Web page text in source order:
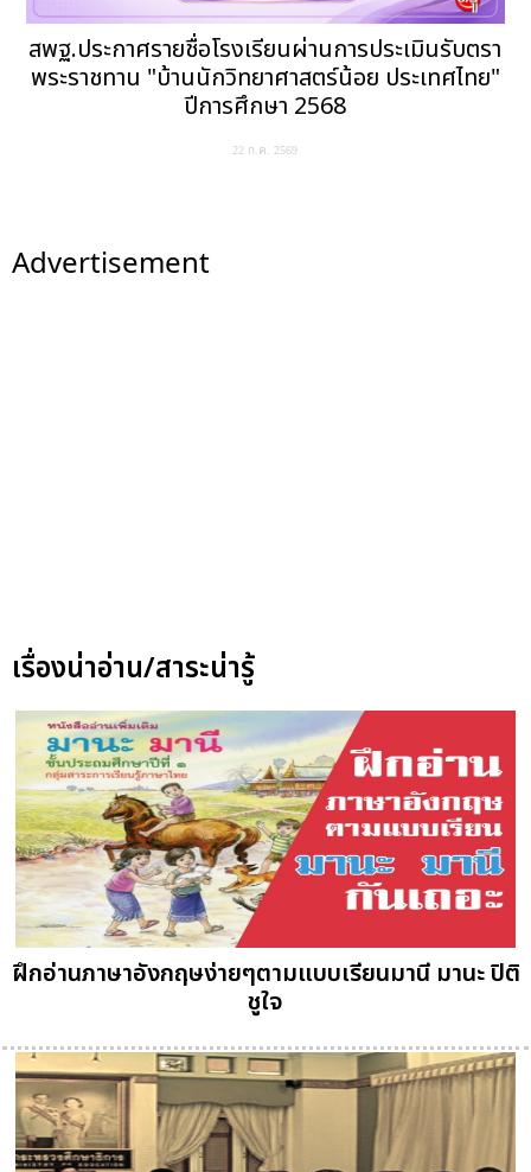
สพฐ.ประกาศรายชื่อโรงเรียนผ่านการประเมินรับตรา
พระราชทาน "บ้านนักวิทยาศาสตร์น้อย ประเทศไทย"
ปีการศึกษา 2568
22 ก.ค. 2569
Advertisement
เรื่องน่าอ่าน/สาระน่ารู้
ฝึกอ่านภาษาอังกฤษง่ายๆตามแบบเรียนมานี มานะ ปิติ
ชูใจ